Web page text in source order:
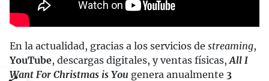
En la actualidad, gracias a los servicios de streaming,
YouTube, descargas digitales, y ventas físicas,All I
Want For Christmas is You genera anualmente 3